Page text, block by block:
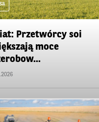
Przetwórcy soi
moce